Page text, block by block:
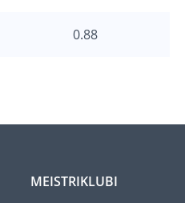
0.88
MEISTRIKLUBI